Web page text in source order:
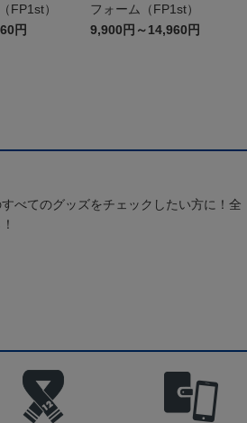
FP1st）
円
フォーム（FP1st）
9,900円～14,960円
べてのグッズをチェックしたい方に！全